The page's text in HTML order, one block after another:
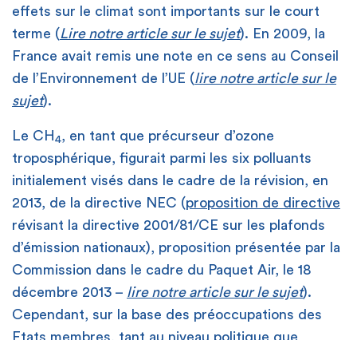
effets sur le climat sont importants sur le court
terme (Lire notre article sur le sujet). En 2009, la
France avait remis une note en ce sens au Conseil
de l’Environnement de l’UE (lire notre article sur le
sujet).
Le CH 4, en tant que précurseur d’ozone
troposphérique, figurait parmi les six polluants
initialement visés dans le cadre de la révision, en
2013, de la directive NEC (proposition de directive
révisant la directive 2001/81/CE sur les plafonds
d’émission nationaux), proposition présentée par la
Commission dans le cadre du Paquet Air, le 18
décembre 2013 – lire notre article sur le sujet).
Cependant, sur la base des préoccupations des
Etats membres, tant au niveau politique que